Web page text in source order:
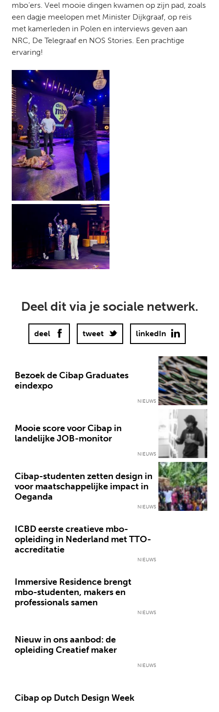
mbo’ers. Veel mooie dingen kwamen op zijn pad, zoals
een dagje meelopen met Minister Dijkgraaf, op reis
met kamerleden in Polen en interviews geven aan
NRC, De Telegraaf en NOS Stories. Een prachtige
ervaring!
Deel dit via je sociale netwerk.
deel tweet linkedIn
NIEUWS
Bezoek de Cibap Graduates
eindexpo
NIEUWS
Mooie score voor Cibap in
landelijke JOB-monitor
NIEUWS
Cibap-studenten zetten design in
voor maatschappelijke impact in
Oeganda
NIEUWS
ICBD eerste creatieve mbo-
opleiding in Nederland met TTO-
accreditatie
NIEUWS
Immersive Residence brengt
mbo-studenten, makers en
professionals samen
NIEUWS
Nieuw in ons aanbod: de
opleiding Creatief maker
Cibap op Dutch Design Week